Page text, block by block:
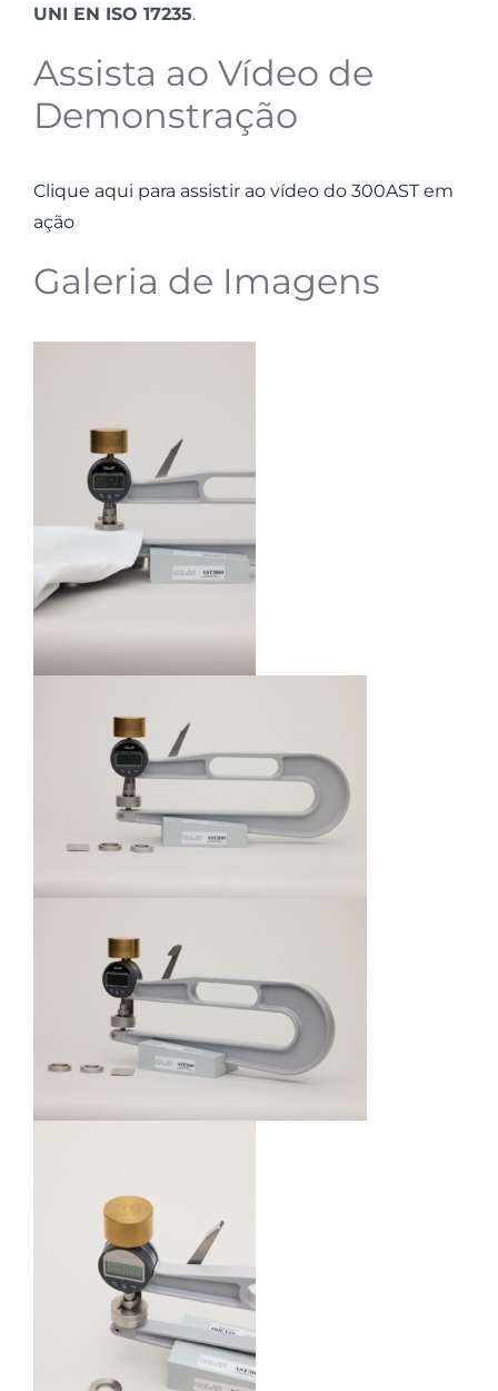
UNI EN ISO 17235.
Assista ao Vídeo de
Demonstração
Clique aqui para assistir ao vídeo do 300AST em
ação
Galeria de Imagens